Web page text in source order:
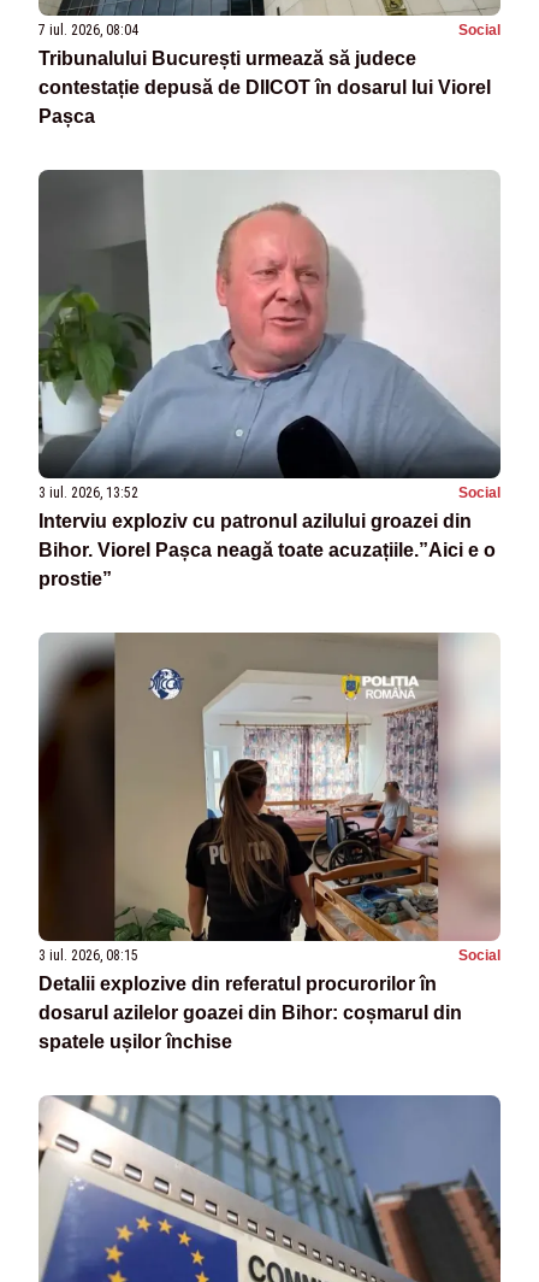
7 iul. 2026, 08:04 Social
Tribunalului București urmează să judece
contestație depusă de DIICOT în dosarul lui Viorel
Pașca
3 iul. 2026, 13:52 Social
Interviu exploziv cu patronul azilului groazei din
Bihor. Viorel Pașca neagă toate acuzațiile.”Aici e o
prostie”
3 iul. 2026, 08:15 Social
Detalii explozive din referatul procurorilor în
dosarul azilelor goazei din Bihor: coșmarul din
spatele ușilor închise